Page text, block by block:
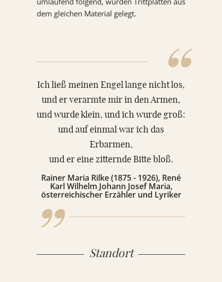
dem gleichen Material gelegt.
“
Ich ließ meinen Engel lange nicht los,
und er verarmte mir in den Armen,
und wurde klein, und ich wurde groß:
und auf einmal war ich das
Erbarmen,
und er eine zitternde Bitte bloß.
Rainer Maria Rilke (1875 - 1926), René
Karl Wilhelm Johann Josef Maria,
österreichischer Erzähler und Lyriker
„
Standort